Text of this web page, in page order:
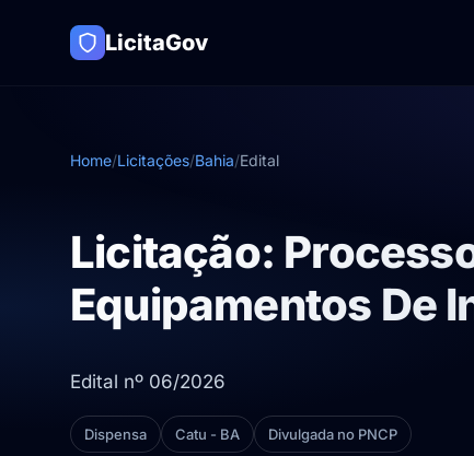
LicitaGov
Home/Licitações/Bahia/Edital
Licitação:
Equipamentos De
Edital nº 06/2026
Dispensa Catu - BA Divulgada no PNCP